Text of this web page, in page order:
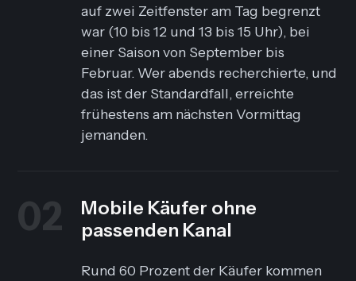
auf zwei Zeitfenster am Tag begrenzt
war (10 bis 12 und 13 bis 15 Uhr), bei
einer Saison von September bis
Februar. Wer abends recherchierte, und
das ist der Standardfall, erreichte
frühestens am nächsten Vormittag
jemanden.
02
Mobile Käufer ohne
passenden Kanal
Rund 60 Prozent der Käufer kommen